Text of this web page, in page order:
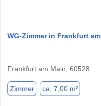
WG-Zimmer in Frankfurt
Frankfurt am Main, 60528
Zimmer ca. 7,00 m²